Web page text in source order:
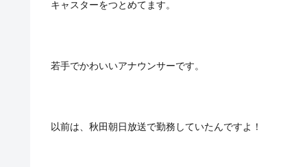
キャスターをつとめてます。
若手でかわいいアナウンサーです。
以前は、秋田朝日放送で勤務していたんですよ！